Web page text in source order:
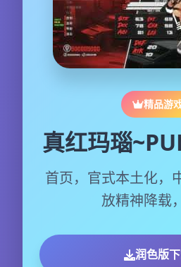
精品游
真红玛瑙
首页，官式本土化，
放精神降载
润色版